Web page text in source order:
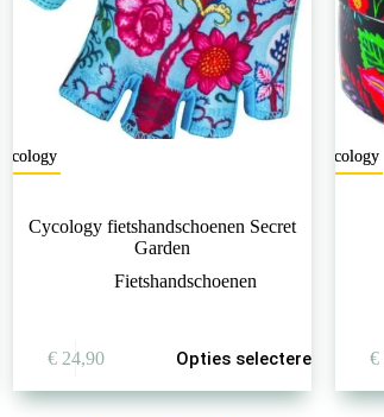
Cycology
Cycology fietshandschoenen Secret
Garden
Fietshandschoenen
€24,90 Opties selecteren
product
meerdere
Cycology
€